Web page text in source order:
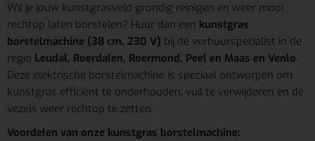
Wil je jouw kunstgrasveld grondig reinigen en weer mooi
rechtop laten borstelen? Huur dan een kunstgras
borstelmachine (38 cm, 230 V) bij dé verhuurspecialist in de
regio Leudal, Roerdalen, Roermond, Peel en Maas en Venlo.
Deze elektrische borstelmachine is speciaal ontworpen om
kunstgras efficiënt te onderhouden, vuil te verwijderen en de
vezels weer rechtop te zetten.
Voordelen van onze kunstgras borstelmachine: